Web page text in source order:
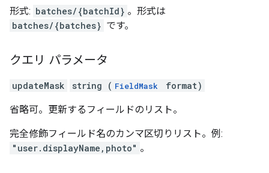
形式: batches/{batchId} 。形式は
batches/{batches} です。
クエリ パラメータ
updateMask string ( FieldMask format)
省略可。更新するフィールドのリスト。
完全修飾フィールド名のカンマ区切りリスト。例:
"user.displayName,photo" 。